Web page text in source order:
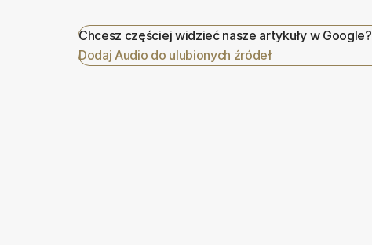
Chcesz częściej widzieć nasze artykuły w Google?
Dodaj Audio do ulubionych źródeł